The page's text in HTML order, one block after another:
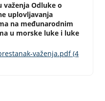
Odluke o
uplovljavanja
na međunarodnim
u morske luke i luke
važenja.pdf (4